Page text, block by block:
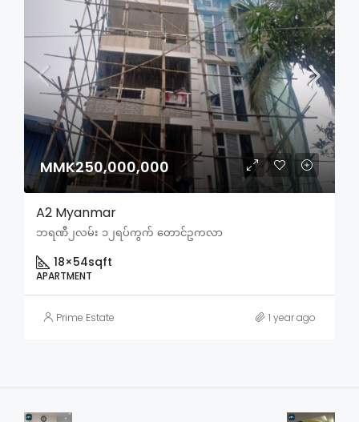
MMK250,000,000
A2 Myanmar
ဘရဏီ၂လမ်း ၁၂ရပ်ကွက် တောင်ဥကလာ
18×54sqft
APARTMENT
Prime Estate 1 year ago